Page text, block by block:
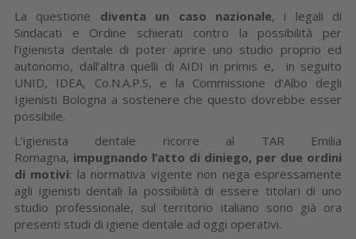
La questione diventa un caso nazionale, i legali di
Sindacati e Ordine schierati contro la possibilità per
l’igienista dentale di poter aprire uno studio proprio ed
autonomo, dall’altra quelli di AIDI in primis e, in seguito
UNID, IDEA, Co.N.A.P.S, e la Commissione d’Albo degli
Igienisti Bologna a sostenere che questo dovrebbe esser
possibile.
L’igienista dentale ricorre al TAR Emilia
Romagna, impugnando l’atto di diniego, per due ordini
di motivi: la normativa vigente non nega espressamente
agli igienisti dentali la possibilità di essere titolari di uno
studio professionale, sul territorio italiano sono già ora
presenti studi di igiene dentale ad oggi operativi.